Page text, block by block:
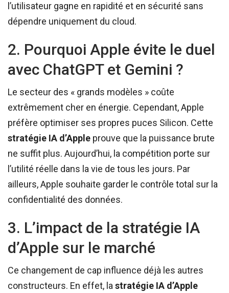
l’utilisateur gagne en rapidité et en sécurité sans
dépendre uniquement du cloud.
2. Pourquoi Apple évite le duel
avec ChatGPT et Gemini ?
Le secteur des « grands modèles » coûte
extrêmement cher en énergie. Cependant, Apple
préfère optimiser ses propres puces Silicon. Cette
stratégie IA d’Apple prouve que la puissance brute
ne suffit plus. Aujourd’hui, la compétition porte sur
l’utilité réelle dans la vie de tous les jours. Par
ailleurs, Apple souhaite garder le contrôle total sur la
confidentialité des données.
3. L’impact de la stratégie IA
d’Apple sur le marché
Ce changement de cap influence déjà les autres
constructeurs. En effet, lastratégie IA d’Apple